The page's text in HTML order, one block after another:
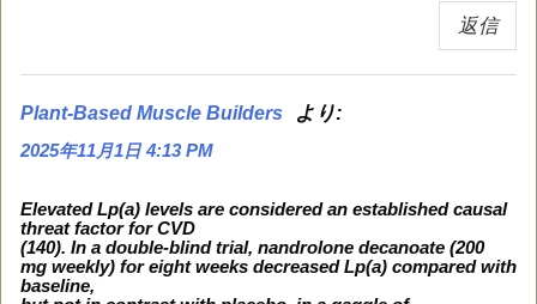
返信
Plant-Based Muscle Builders より:
2025年11月1日 4:13 PM
Elevated Lp(a) levels are considered an established causal
threat factor for CVD
(140). In a double-blind trial, nandrolone decanoate (200
mg weekly) for eight weeks decreased Lp(a) compared with
baseline,